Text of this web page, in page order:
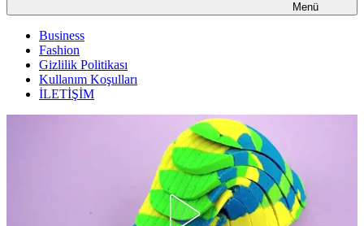
Menü
Business
Fashion
Gizlilik Politikası
Kullanım Koşulları
İLETİŞİM